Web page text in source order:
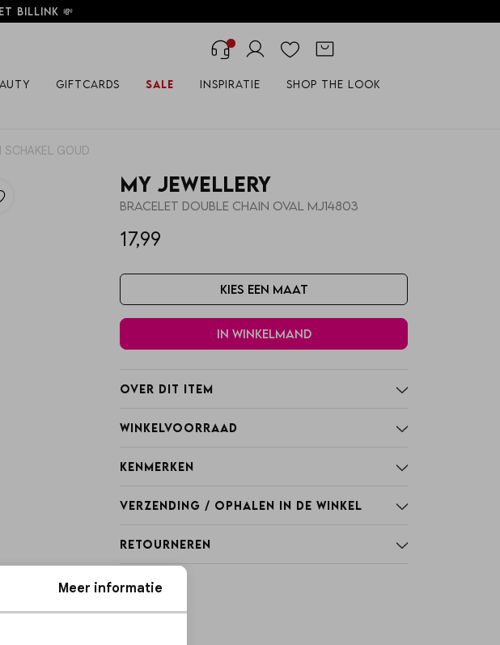
Billink 💸
Giftcards Sale Inspiratie Shop the look
SCHAKEL GOUD
My Jewellery
Bracelet double chain oval MJ14803
17,99
Kies een maat
In winkelmand
Over dit item
Winkelvoorraad
Kenmerken
Verzending / Ophalen in de winkel
Retourneren
Meer informatie